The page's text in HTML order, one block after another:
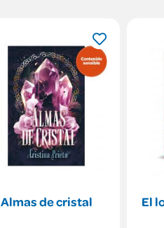
Almas de cristal El